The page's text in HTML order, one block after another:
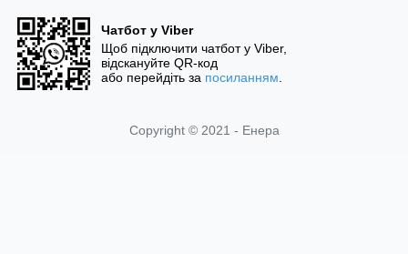
Чатбот у Viber
Щоб підключити чатбот у Viber,
відскануйте QR-код
або перейдіть за посиланням
Copyright © 2021 - Енера